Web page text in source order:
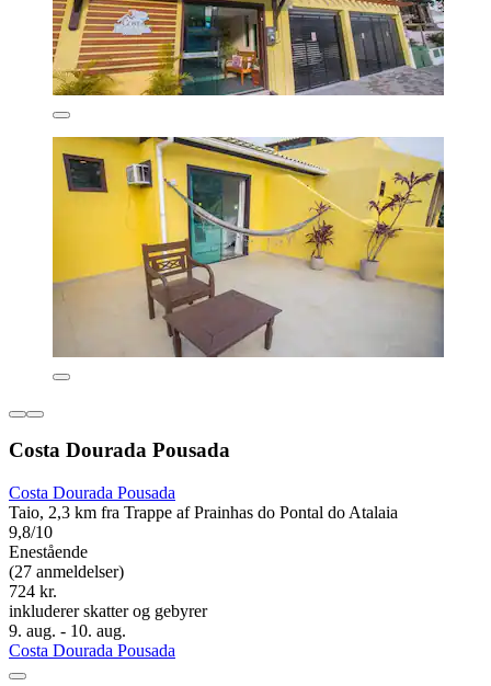
Costa Dourada Pousada
Costa Dourada Pousada
Taio, 2,3 km fra Trappe af Prainhas do Pontal do Atalaia
9,8/10
Enestående
(27 anmeldelser)
724 kr.
inkluderer skatter og gebyrer
9. aug. - 10. aug.
Costa Dourada Pousada